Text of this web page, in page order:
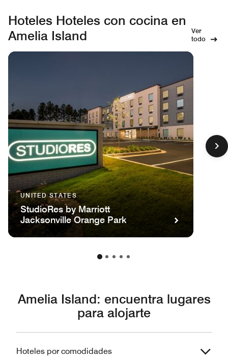
Hoteles Hoteles con cocina en
Amelia Island
Ver
todo
UNITED STATES
StudioRes by Marriott
Jacksonville Orange Park
Amelia Island: encuentra lugares
para alojarte
Hoteles por comodidades